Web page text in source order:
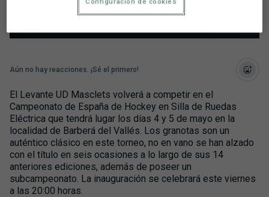
Eléctrica
Aún no hay reacciones. ¡Sé el primero!
El Levante UD Masclets volverá a competir en el
Campeonato de España de Hockey en Silla de Ruedas
Eléctrica que tendrá lugar los días 4 y 5 de mayo en la
localidad de Barberá del Vallés. Los granotas son un
auténtico clásico en este torneo, no en vano se han alzado
con el título en seis ocasiones a lo largo de sus 14
anteriores ediciones, además de poseer un
subcampeonato. La inauguración se celebrará este viernes
a las 20:00 horas.